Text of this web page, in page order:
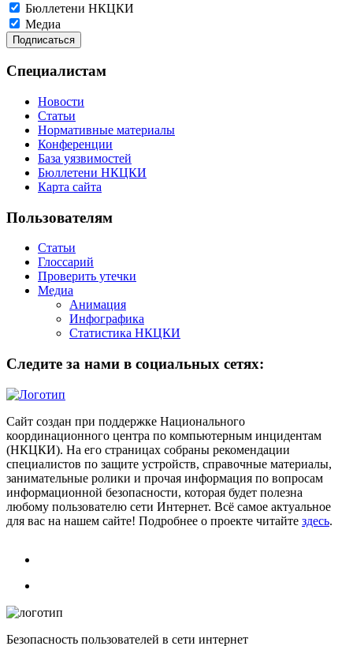
Бюллетени НКЦКИ
Медиа
Специалистам
Новости
Статьи
Нормативные материалы
Конференции
База уязвимостей
Бюллетени НКЦКИ
Карта сайта
Пользователям
Статьи
Глоссарий
Проверить утечки
Медиа
Анимация
Инфографика
Статистика НКЦКИ
Следите за нами в социальных сетях:
Сайт создан при поддержке Национального
координационного центра по компьютерным инцидентам
(НКЦКИ). На его страницах собраны рекомендации
специалистов по защите устройств, справочные материалы,
занимательные ролики и прочая информация по вопросам
информационной безопасности, которая будет полезна
любому пользователю сети Интернет. Всё самое актуальное
для вас на нашем сайте! Подробнее о проекте читайте здесь.
Безопасность пользователей в сети интернет